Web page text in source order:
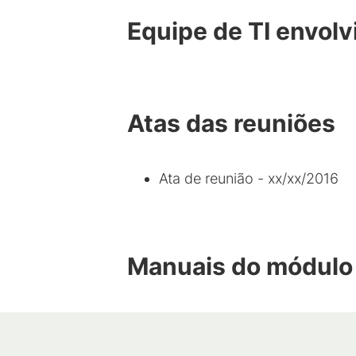
Equipe de TI
Atas das reuniões
Ata de reunião - xx/xx/2016
Manuais do módulo